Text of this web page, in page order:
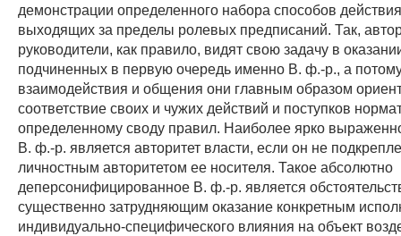
демонстрации определенного набора способов
выходящих за пределы ролевых предписаний. Так,
руководители, как правило, видят свою задачу в
подчиненных в первую очередь именно В. ф.-р., а
взаимодействия и общения они главным образом
соответствие своих и чужих действий и поступков
определенному своду правил. Наиболее ярко
В. ф.-р. является авторитет власти, если он не
личностным авторитетом ее носителя. Такое абсолютно
деперсонифицированное В. ф.-р. является
существенно затрудняющим оказание конкретным
индивидуально-специфического влияния на объект